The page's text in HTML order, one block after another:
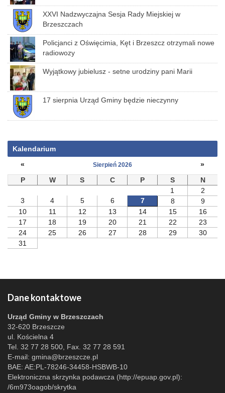
XXVI Nadzwyczajna Sesja Rady Miejskiej w
Brzeszczach
Policjanci z Oświęcimia, Kęt i Brzeszcz otrzymali nowe
radiowozy
Wyjątkowy jubielusz - setne urodziny pani Marii
17 sierpnia Urząd Gminy będzie nieczynny
Kalendarium
«
Sierpień 2026
»
P
W S C P S
N
1
2
3
4 5 6 7 8
9
10
11 12 13 14 15
16
17
18 19 20 21 22
23
24
25 26 27 28 29
30
31
Dane kontaktowe
Urząd Gminy w Brzeszczach
32-620 Brzeszcze
ul. Kościelna 4
Tel. 32 77 28 500, Fax. 32 77 28 591
E-mail: gmina@brzeszcze.pl
BAE: AE:PL-78246-34458-HSBWB-10
Elektroniczna skrzynka podawcza (http://epuap.gov.pl):
/6m973oagob/skrytka